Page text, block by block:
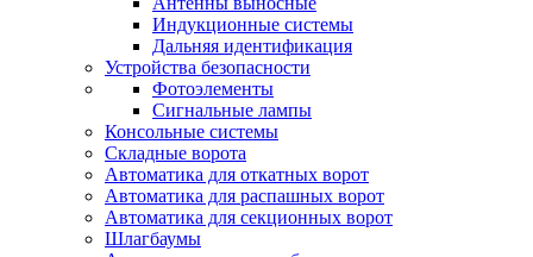
Индукционные системы
Дальняя идентификация
Устройства безопасности
Фотоэлементы
Сигнальные лампы
Консольные системы
Складные ворота
Автоматика для откатных ворот
Автоматика для распашных ворот
Автоматика для секционных ворот
Шлагбаумы